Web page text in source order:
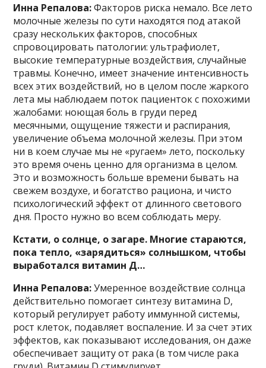
Инна Репалова:Факторов риска немало. Все лето
молочные железы по сути находятся под атакой
сразу нескольких факторов, способных
спровоцировать патологии: ультрафиолет,
высокие температурные воздействия, случайные
травмы. Конечно, имеет значение интенсивность
всех этих воздействий, но в целом после жаркого
лета мы наблюдаем поток пациенток с похожими
жалобами: ноющая боль в груди перед
месячными, ощущение тяжести и распирания,
увеличение объема молочной железы. При этом
ни в коем случае мы не «ругаем» лето, поскольку
это время очень ценно для организма в целом.
Это и возможность больше времени бывать на
свежем воздухе, и богатство рациона, и чисто
психологический эффект от длинного светового
дня. Просто нужно во всем соблюдать меру.
Кстати, о солнце, о загаре. Многие стараются,
пока тепло, «зарядиться» солнышком, чтобы
выработался витамин Д…
Инна Репалова:Умеренное воздействие солнца
действительно помогает синтезу витамина D,
который регулирует работу иммунной системы,
рост клеток, подавляет воспаление. И за счет этих
эффектов, как показывают исследования, он даже
обеспечивает защиту от рака (в том числе рака